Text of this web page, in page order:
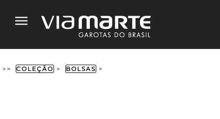
>> COLEÇÃO > BOLSAS >